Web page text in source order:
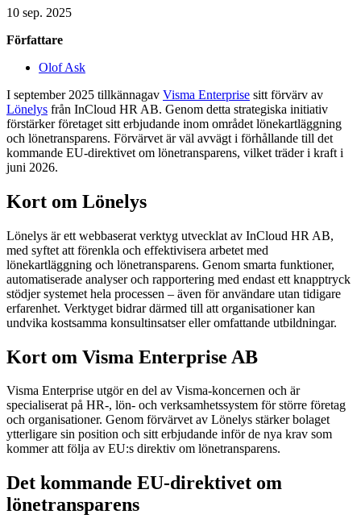
10 sep. 2025
Författare
Olof Ask
I september 2025 tillkännagav Visma Enterprise sitt förvärv av
Lönelys från InCloud HR AB. Genom detta strategiska initiativ
förstärker företaget sitt erbjudande inom området lönekartläggning
och lönetransparens. Förvärvet är väl avvägt i förhållande till det
kommande EU-direktivet om lönetransparens, vilket träder i kraft i
juni 2026.
Kort om Lönelys
Lönelys är ett webbaserat verktyg utvecklat av InCloud HR AB,
med syftet att förenkla och effektivisera arbetet med
lönekartläggning och lönetransparens. Genom smarta funktioner,
automatiserade analyser och rapportering med endast ett knapptryck
stödjer systemet hela processen – även för användare utan tidigare
erfarenhet. Verktyget bidrar därmed till att organisationer kan
undvika kostsamma konsultinsatser eller omfattande utbildningar.
Kort om Visma Enterprise AB
Visma Enterprise utgör en del av Visma-koncernen och är
specialiserat på HR-, lön- och verksamhetssystem för större företag
och organisationer. Genom förvärvet av Lönelys stärker bolaget
ytterligare sin position och sitt erbjudande inför de nya krav som
kommer att följa av EU:s direktiv om lönetransparens.
Det kommande EU-direktivet om
lönetransparens